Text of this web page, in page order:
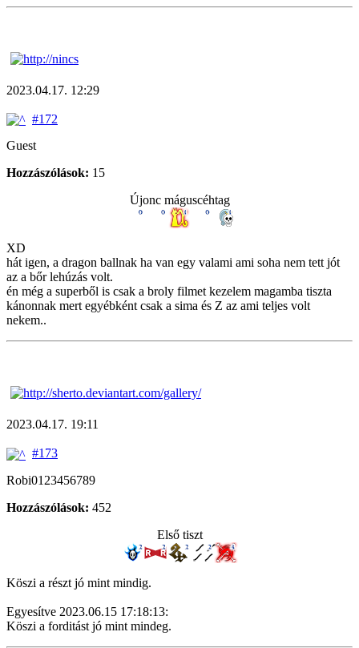
2023.04.17. 12:29
#172
Guest
Hozzászólások: 15
Újonc máguscéhtag
XD
hát igen, a dragon ballnak ha van egy valami ami soha nem tett jót
az a bőr lehúzás volt.
én még a superből is csak a broly filmet kezelem magamba tiszta
kánonnak mert egyébként csak a sima és Z az ami teljes volt
nekem..
2023.04.17. 19:11
#173
Robi0123456789
Hozzászólások: 452
Első tiszt
Köszi a részt jó mint mindig.
Egyesítve 2023.06.15 17:18:13:
Köszi a forditást jó mint mindeg.